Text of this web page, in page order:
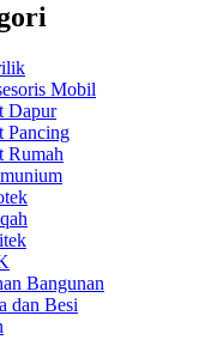
Mobil
Dapur
Pancing
Rumah
Bangunan
dan Besi